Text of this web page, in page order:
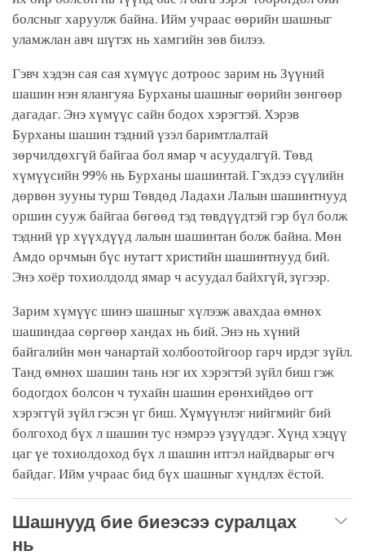
болсныг харуулж байна. Ийм учраас өөрийн шашныг
уламжлан авч шүтэх нь хамгийн зөв билээ.
Гэвч хэдэн сая сая хүмүүс дотроос зарим нь Зүүний
шашин нэн ялангуяа Бурханы шашныг өөрийн зөнгөөр
дагадаг. Энэ хүмүүс сайн бодох хэрэгтэй. Хэрэв
Бурханы шашин тэдний үзэл баримтлалтай
зөрчилдөхгүй байгаа бол ямар ч асуудалгүй. Төвд
хүмүүсийн 99% нь Бурханы шашинтай. Гэхдээ сүүлийн
дөрвөн зууны турш Төвдөд Ладахи Лалын шашинтнууд
оршин сууж байгаа бөгөөд тэд төвдүүдтэй гэр бүл болж
тэдний үр хүүхдүүд лалын шашинтан болж байна. Мөн
Амдо орчмын бүс нутагт христийн шашинтнууд бий.
Энэ хоёр тохиолдолд ямар ч асуудал байхгүй, зүгээр.
Зарим хүмүүс шинэ шашныг хүлээж авахдаа өмнөх
шашиндаа сөргөөр хандах нь бий. Энэ нь хүний
байгалийн мөн чанартай холбоотойгоор гарч ирдэг зүйл.
Танд өмнөх шашин тань нэг их хэрэгтэй зүйл биш гэж
бодогдох болсон ч тухайн шашин ерөнхийдөө огт
хэрэггүй зүйл гэсэн үг биш. Хүмүүнлэг нийгмийг бий
болгоход бүх л шашин тус нэмрээ үзүүлдэг. Хүнд хэцүү
цаг үе тохиолдоход бүх л шашин итгэл найдварыг өгч
байдаг. Ийм учраас бид бүх шашныг хүндлэх ёстой.
Шашнууд бие биеэсээ суралцах
нь